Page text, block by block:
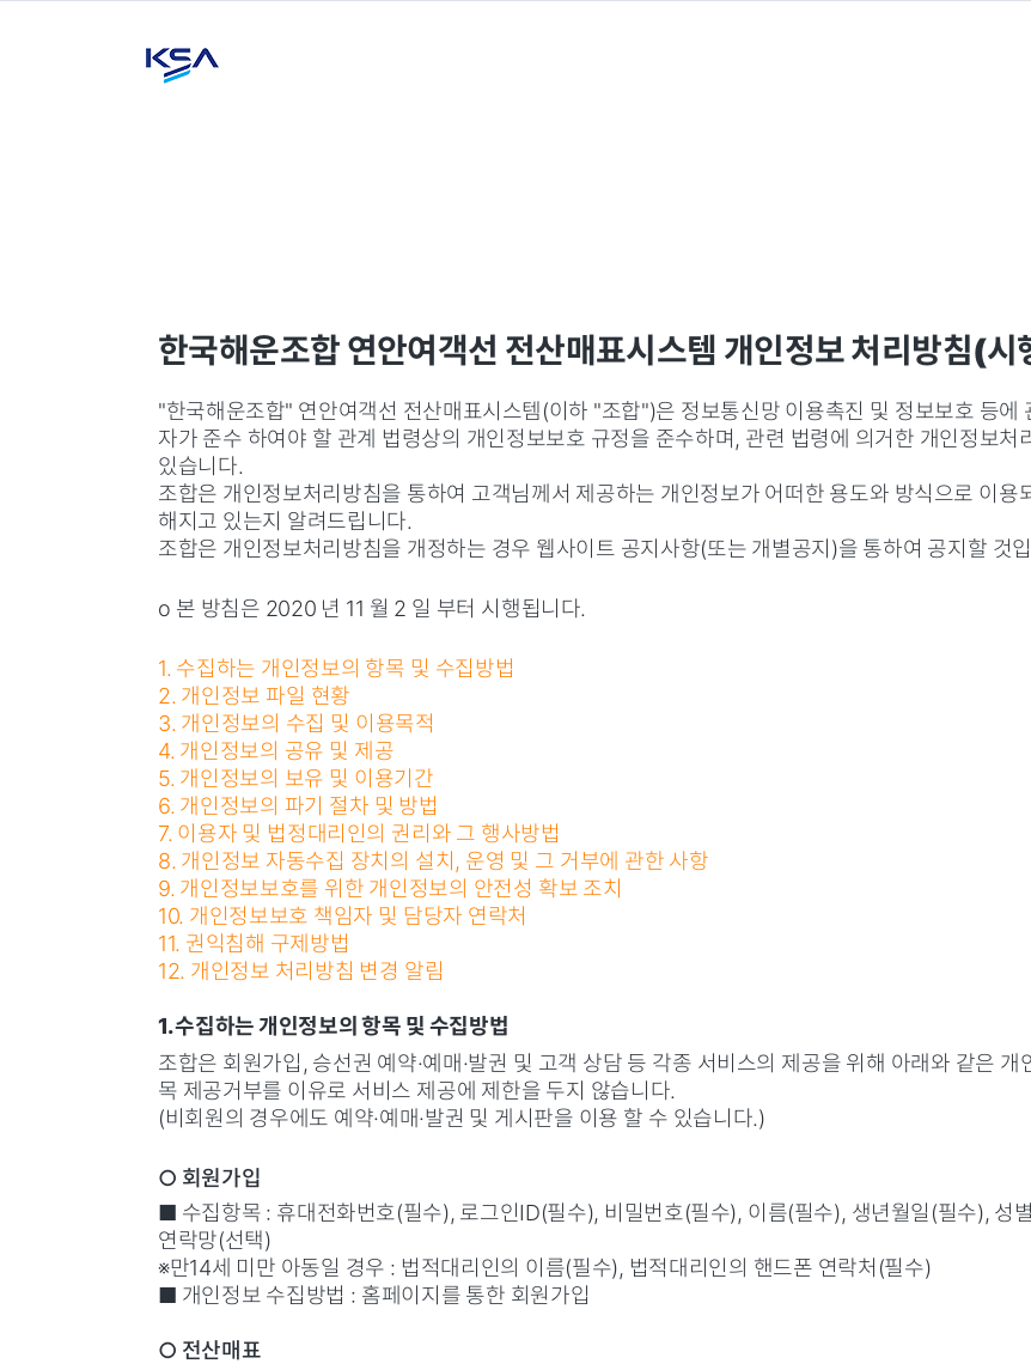
한국해운조합 연안여객선 전산매표시스템 개인정보 처리방침(
"한국해운조합" 연안여객선 전산매표시스템(이하 "조합")은 정보통신망 이용촉진 및 정보보호 등
자가 준수 하여야 할 관계 법령상의 개인정보보호 규정을 준수하며, 관련 법령에 의거한 개인정보
있습니다.
조합은 개인정보처리방침을 통하여 고객님께서 제공하는 개인정보가 어떠한 용도와 방식으로 이용
해지고 있는지 알려드립니다.
조합은 개인정보처리방침을 개정하는 경우 웹사이트 공지사항(또는 개별공지)을 통하여 공지할 것
ο 본 방침은 2020 년 11 월 2 일 부터 시행됩니다.
1. 수집하는 개인정보의 항목 및 수집방법
2. 개인정보 파일 현황
3. 개인정보의 수집 및 이용목적
4. 개인정보의 공유 및 제공
5. 개인정보의 보유 및 이용기간
6. 개인정보의 파기 절차 및 방법
7. 이용자 및 법정대리인의 권리와 그 행사방법
8. 개인정보 자동수집 장치의 설치, 운영 및 그 거부에 관한 사항
9. 개인정보보호를 위한 개인정보의 안전성 확보 조치
10. 개인정보보호 책임자 및 담당자 연락처
11. 권익침해 구제방법
12. 개인정보 처리방침 변경 알림
1. 수집하는 개인정보의 항목 및 수집방법
조합은 회원가입, 승선권 예약·예매·발권 및 고객 상담 등 각종 서비스의 제공을 위해 아래와 같은
목 제공거부를 이유로 서비스 제공에 제한을 두지 않습니다.
(비회원의 경우에도 예약·예매·발권 및 게시판을 이용 할 수 있습니다.)
○ 회원가입
■ 수집항목 : 휴대전화번호(필수), 로그인ID(필수), 비밀번호(필수), 이름(필수), 생년월일(필수), 성
연락망(선택)
※만14세 미만 아동일 경우 : 법적대리인의 이름(필수), 법적대리인의 핸드폰 연락처(필수)
■ 개인정보 수집방법 : 홈페이지를 통한 회원가입
○ 전산매표